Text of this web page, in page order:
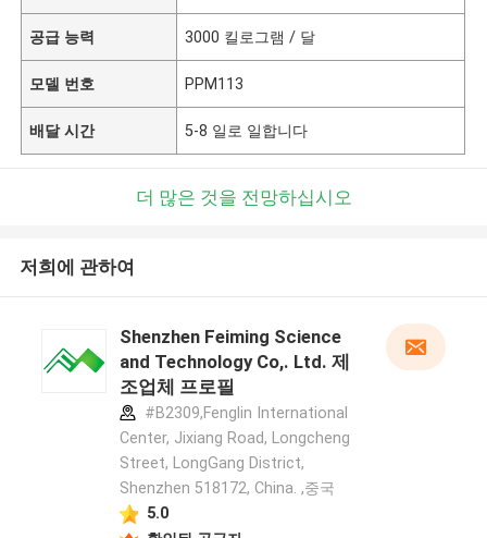
공급 능력 3000 킬로그램 / 달
모델 번호 PPM113
배달 시간 5-8 일로 일합니다
더 많은 것을 전망하십시오
저희에 관하여
Shenzhen Feiming Science
and Technology Co,. Ltd. 제
조업체 프로필
#B2309,Fenglin International
Center, Jixiang Road, Longcheng
Street, LongGang District,
Shenzhen 518172, China. ,중국
5.0